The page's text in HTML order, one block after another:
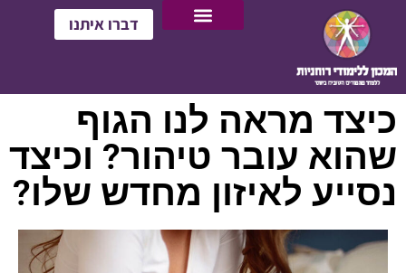
דברו איתנו
כיצד מראה לנו הגוף
שהוא עובר טיהור? וכיצד
נסייע לאיזון מחדש שלו?